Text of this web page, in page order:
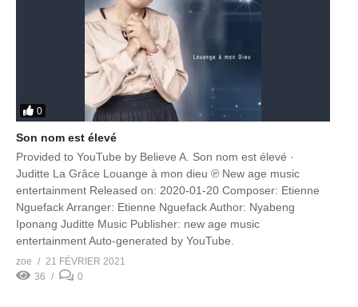
0
Son nom est élevé
Provided to YouTube by Believe A. Son nom est élevé ·
Juditte La Grâce Louange à mon dieu ℗ New age music
entertainment Released on: 2020-01-20 Composer: Etienne
Nguefack Arranger: Etienne Nguefack Author: Nyabeng
Iponang Juditte Music Publisher: new age music
entertainment Auto-generated by YouTube.
zoe
21 FÉVRIER 2021
36
0